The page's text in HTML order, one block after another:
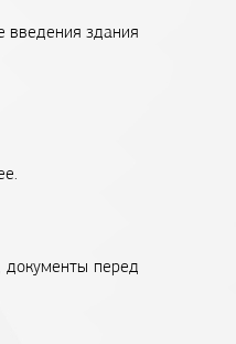
введения здания
документы перед